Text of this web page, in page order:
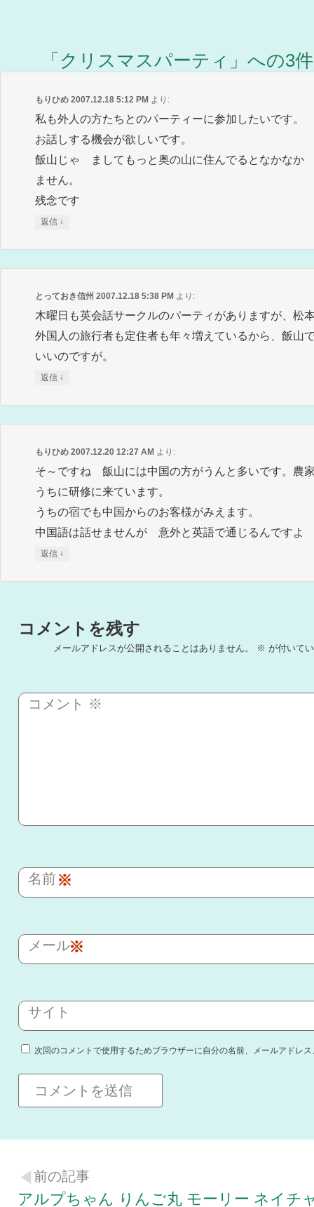
「 クリスマスパーティ 」への3
もりひめ 2007.12.18 5:12 PM より:
私も外人の方たちとのパーティーに参加したいです。
お話しする機会が欲しいです。
飯山じゃ ましてもっと奥の山に住んでるとなかなか
ません。
残念です
返信 ↓
とっておき信州 2007.12.18 5:38 PM より:
木曜日も英会話サークルのパーティがありますが、松
外国人の旅行者も定住者も年々増えているから、飯山
いいのですが。
返信 ↓
もりひめ 2007.12.20 12:27 AM より:
そ～ですね 飯山には中国の方がうんと多いです。農
うちに研修に来ています。
うちの宿でも中国からのお客様がみえます。
中国語は話せませんが 意外と英語で通じるんですよ
返信 ↓
コメントを残す
メールアドレスが公開されることはありません。 ※ が付いて
コメント ※
名前 ※
メール※
サイト
次回のコメントで使用するためブラウザーに自分の名前、メールアドレ
前の記事
アルプちゃん りんご丸 モーリー ネイチ